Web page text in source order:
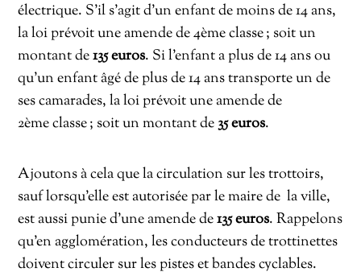
électrique. S’il s’agit d’un enfant de moins de 14 ans,
la loi prévoit une amende de 4ème classe ; soit un
montant de135 euros. Si l’enfant a plus de 14 ans ou
qu’un enfant âgé de plus de 14 ans transporte un de
ses camarades, la loi prévoit une amende de
2ème classe ; soit un montant de35 euros.
Ajoutons à cela que la circulation sur les trottoirs,
sauf lorsqu’elle est autorisée par le maire de la ville,
est aussi punie d’une amende de135 euros. Rappelons
qu’en agglomération, les conducteurs de trottinettes
doivent circuler sur les pistes et bandes cyclables.